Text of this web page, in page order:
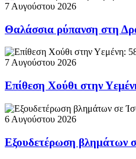
7 Αυγούστου 2026
Θαλάσσια ρύπανση στη
7 Αυγούστου 2026
Επίθεση Χούθι στην
6 Αυγούστου 2026
Εξουδετέρωση βλημάτων